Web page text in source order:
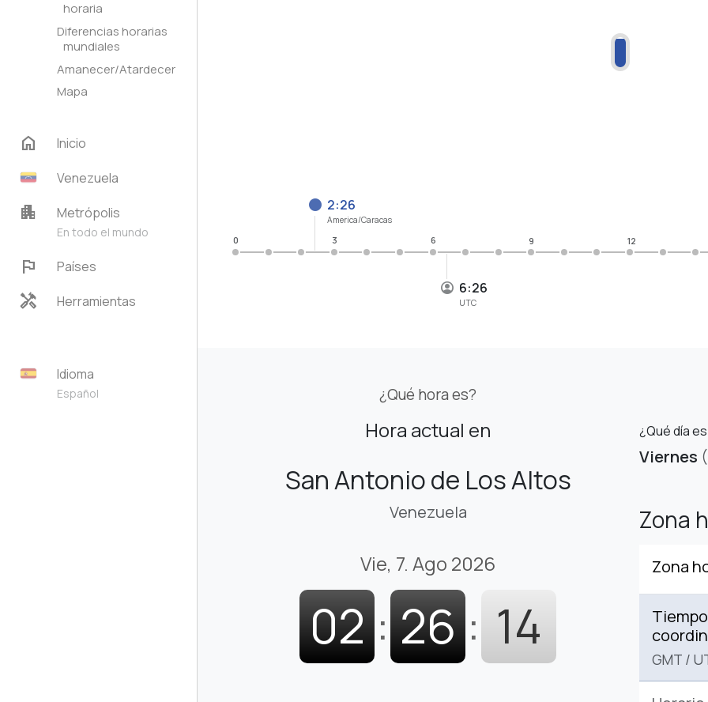
horaria
Diferencias horarias
mundiales
Amanecer/Atardecer
Mapa
home
Inicio
Venezuela
apartment Metrópolis
En todo el mundo
flag Países
handyman Herramientas
Idioma
Español
6:26
UTC
2:26
America/Caracas
0 3 6 9 12
¿Qué hora es?
Hora actual en
San Antonio de Los Altos
Venezuela
Vie, 7. Ago 2026
02 : 26 : 15
¿Qué día
Viernes
Zona
Zona
GMT /